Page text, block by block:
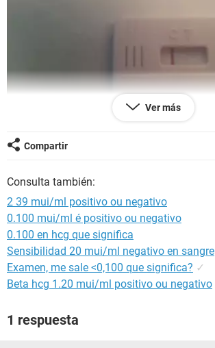
Ayuda no sé si es positivo o negativo
Ver más
Compartir
Consulta también:
2 39 mui/ml positivo ou negativo
0.100 mui/ml é positivo ou negativo
0.100 en hcg que significa
Sensibilidad 20 mui/ml negativo en sangre
Examen, me sale <0,100 que significa? ✓
Beta hcg 1.20 mui/ml positivo ou negativo
1 respuesta